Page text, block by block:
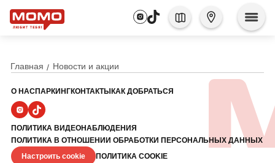
Главная Новости и акции
О НАСПАРКИНГКОНТАКТЫ КАК ДОБРАТЬСЯ
ПОЛИТИКА ВИДЕОНАБЛЮДЕНИЯ
ПОЛИТИКА В ОТНОШЕНИИ ОБРАБОТКИ ПЕРСОНАЛЬНЫХ ДАННЫХ
Настроить cookie
ПОЛИТИКА COOKIE